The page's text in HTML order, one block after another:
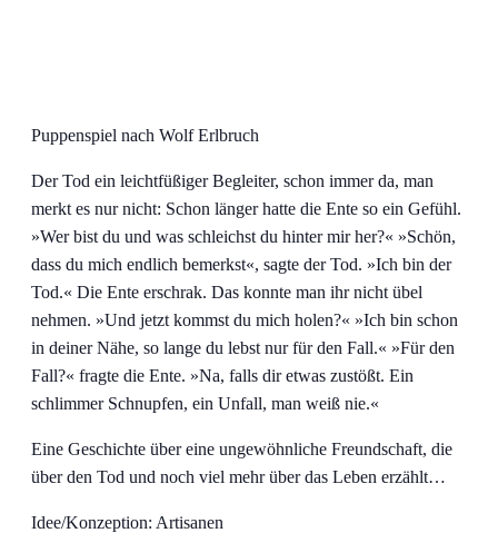
Puppenspiel nach Wolf Erlbruch
Der Tod ein leichtfüßiger Begleiter, schon immer da, man
merkt es nur nicht: Schon länger hatte die Ente so ein Gefühl.
»Wer bist du und was schleichst du hinter mir her?« »Schön,
dass du mich endlich bemerkst«, sagte der Tod. »Ich bin der
Tod.« Die Ente erschrak. Das konnte man ihr nicht übel
nehmen. »Und jetzt kommst du mich holen?« »Ich bin schon
in deiner Nähe, so lange du lebst nur für den Fall.« »Für den
Fall?« fragte die Ente. »Na, falls dir etwas zustößt. Ein
schlimmer Schnupfen, ein Unfall, man weiß nie.«
Eine Geschichte über eine ungewöhnliche Freundschaft, die
über den Tod und noch viel mehr über das Leben erzählt…
Idee/Konzeption: Artisanen